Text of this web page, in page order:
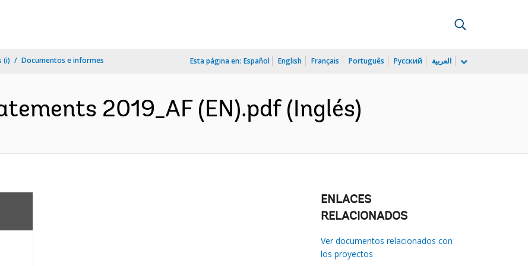
(i) Documentos e informes Esta página en: Español English Français Português Русский العربية
2019_AF (EN).pdf (Inglés)
ENLACES
RELACIONADOS
Ver documentos relacionados con
los proyectos